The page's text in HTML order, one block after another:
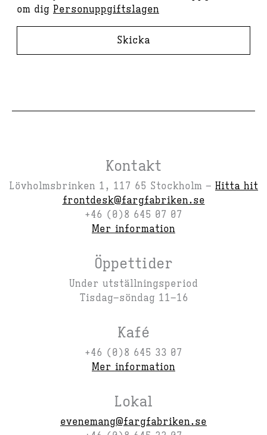
om dig Personuppgiftslagen
Skicka
Kontakt
Lövholmsbrinken 1, 117 65 Stockholm – Hitta hit
frontdesk@fargfabriken.se
+46 (0)8 645 07 07
Mer information
Öppettider
Under utställningsperiod
Tisdag–söndag 11–16
Kafé
+46 (0)8 645 33 07
Mer information
Lokal
evenemang@fargfabriken.se